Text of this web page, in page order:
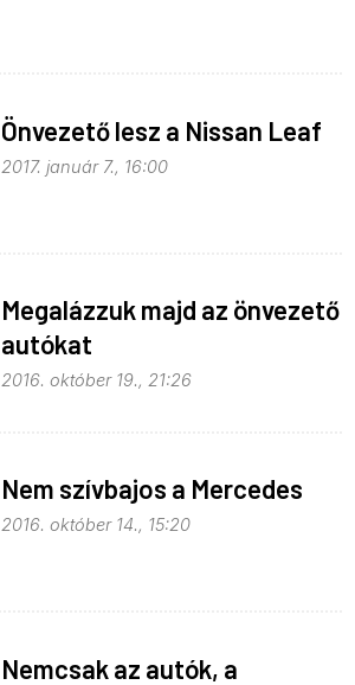
Önvezető lesz a Nissan Leaf
2017. január 7., 16:00
Megalázzuk majd az önvezető
autókat
2016. október 19., 21:26
Nem szívbajos a Mercedes
2016. október 14., 15:20
Nemcsak az autók, a